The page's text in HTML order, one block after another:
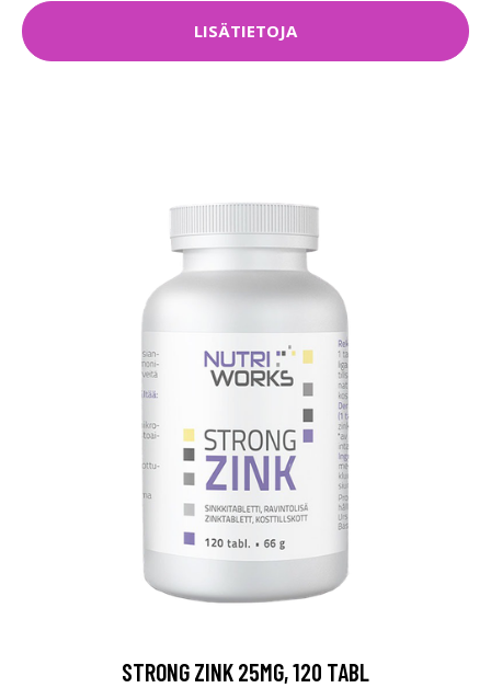
LISÄTIETOJA
STRONG ZINK 25MG, 120 TABL